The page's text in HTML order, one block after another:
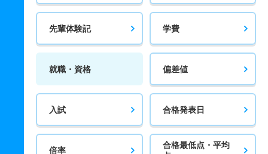
先輩体験記 学費
就職・資格 偏差値
入試 合格発表日
倍率
合格最低点・平均